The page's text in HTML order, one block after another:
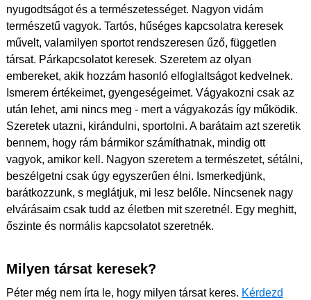
nyugodtságot és a természetességet. Nagyon vidám
természetű vagyok. Tartós, hűséges kapcsolatra keresek
művelt, valamilyen sportot rendszeresen űző, független
társat. Párkapcsolatot keresek. Szeretem az olyan
embereket, akik hozzám hasonló elfoglaltságot kedvelnek.
Ismerem értékeimet, gyengeségeimet. Vágyakozni csak az
után lehet, ami nincs meg - mert a vágyakozás így működik.
Szeretek utazni, kirándulni, sportolni. A barátaim azt szeretik
bennem, hogy rám bármikor számíthatnak, mindig ott
vagyok, amikor kell. Nagyon szeretem a természetet, sétálni,
beszélgetni csak úgy egyszerűen élni. Ismerkedjünk,
barátkozzunk, s meglátjuk, mi lesz belőle. Nincsenek nagy
elvárásaim csak tudd az életben mit szeretnél. Egy meghitt,
őszinte és normális kapcsolatot szeretnék.
Milyen társat keresek?
Péter még nem írta le, hogy milyen társat keres. Kérdezd